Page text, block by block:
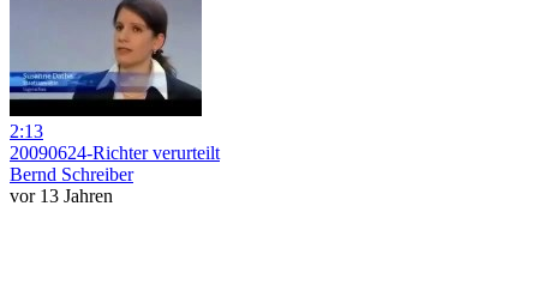
2:13
20090624-Richter verurteilt
Bernd Schreiber
vor 13 Jahren